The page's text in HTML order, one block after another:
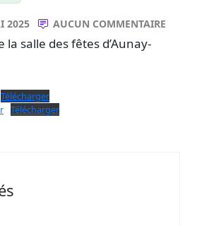
2025 AUCUN COMMENTAIRE
salle des fêtes d’Aunay-
Télécharger
Télécharger